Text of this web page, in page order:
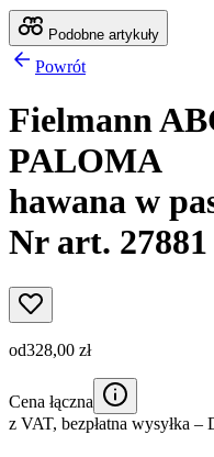
Podobne artykuły
Powrót
Fielmann
PALOMA
hawana w
Nr art. 27881
od328,00 zł
Cena łączna
z VAT, bezpłatna wysyłka –